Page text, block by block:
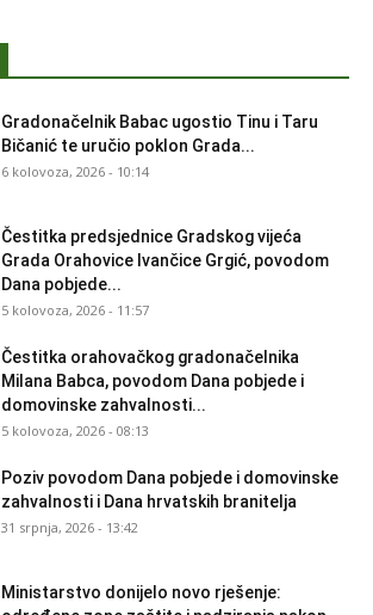
Gradonačelnik Babac ugostio Tinu i Taru
Bičanić te uručio poklon Grada...
6 kolovoza, 2026 - 10:14
Čestitka predsjednice Gradskog vijeća
Grada Orahovice Ivančice Grgić, povodom
Dana pobjede...
5 kolovoza, 2026 - 11:57
Čestitka orahovačkog gradonačelnika
Milana Babca, povodom Dana pobjede i
domovinske zahvalnosti...
5 kolovoza, 2026 - 08:13
Poziv povodom Dana pobjede i domovinske
zahvalnosti i Dana hrvatskih branitelja
31 srpnja, 2026 - 13:42
Ministarstvo donijelo novo rješenje: